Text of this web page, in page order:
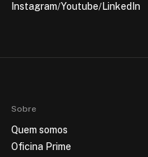
Instagram Youtube LinkedIn
Sobre
Quem somos
Oficina Prime